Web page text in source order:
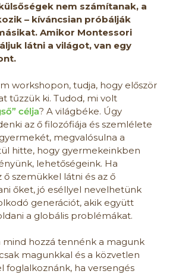
nem számítanak, a
– kíváncsian próbálják
Amikor Montessori
látni a világot, van egy
workshopon, tudja, hogy először
tűzzük ki. Tudod, mi volt
célja? A világbéke. Úgy
az ő filozófiája és szemlélete
megvalósulna a
hitte, hogy gyermekeinkben
lehetőségeink. Ha
szemükkel látni és az ő
őket, jó eséllyel nevelhetünk
generációt, akik együtt
a globális problémákat.
mind hozzá tennénk a magunk
magunkkal és a közvetlen
foglalkoznánk, ha versengés